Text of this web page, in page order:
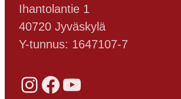
Ihantolantie 1
40720 Jyväskylä
Y-tunnus: 1647107-7
Instagram Facebook YouTube